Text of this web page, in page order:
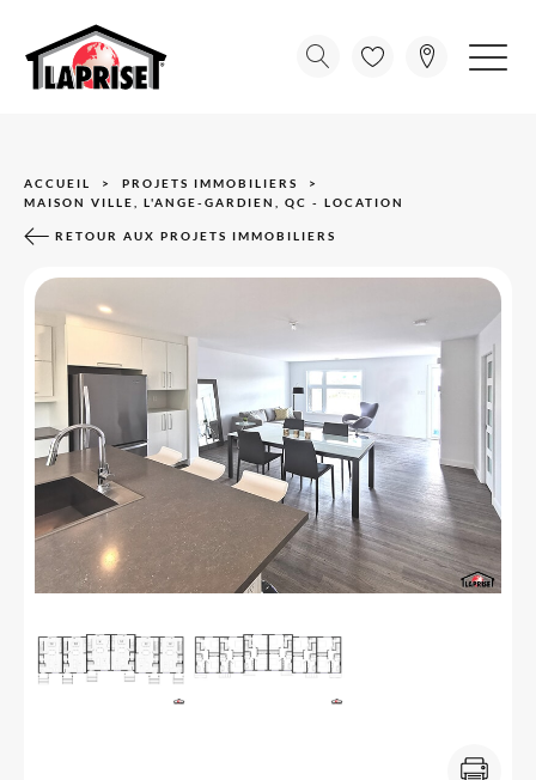
ACCUEIL
PROJETS IMMOBILIERS
MAISON VILLE, L'ANGE-GARDIEN, QC - LOCATION
RETOUR AUX PROJETS IMMOBILIERS